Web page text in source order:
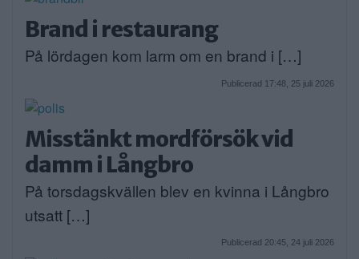
Brand i restaurang
På lördagen kom larm om en brand i […]
Publicerad 17:48, 25 juli 2026
Misstänkt mordförsök vid
damm i Långbro
På torsdagskvällen blev en kvinna i Långbro
utsatt […]
Publicerad 20:45, 24 juli 2026